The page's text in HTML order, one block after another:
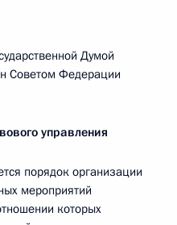
Думой
Советом Федерации
управления
порядок организации
мероприятий
которых